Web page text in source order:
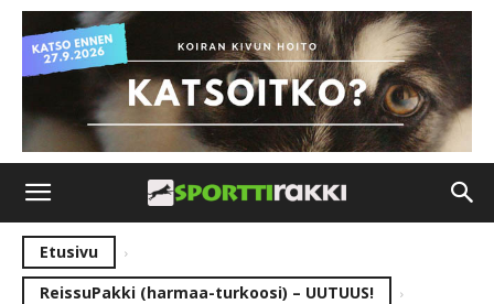
Etusivu
ReissuPakki (harmaa-turkoosi) – UUTUUS!